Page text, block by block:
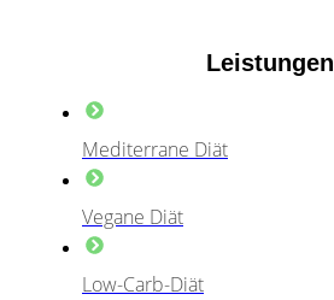
Leistungen
Mediterrane Diät
Vegane Diät
Low-Carb-Diät